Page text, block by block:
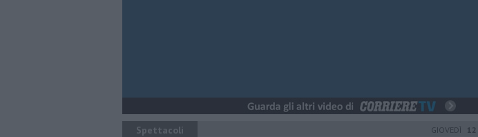
Spettacoli GIOVEDÌ